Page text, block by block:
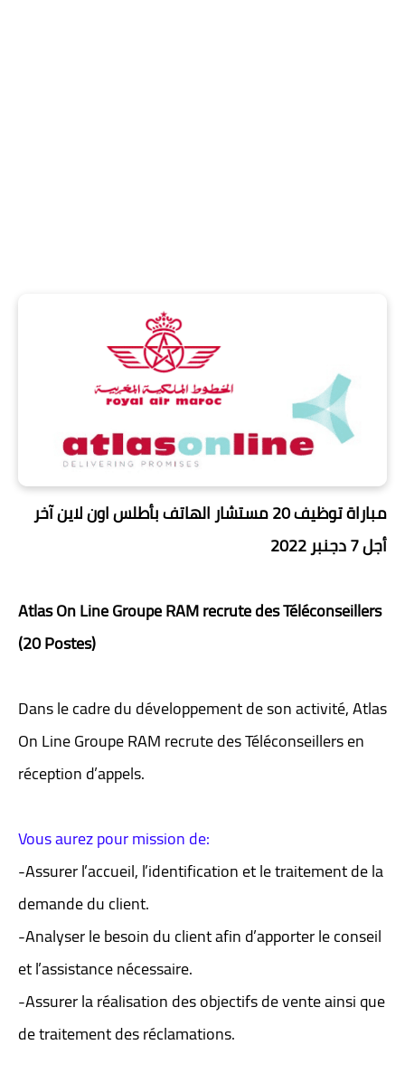
مباراة توظيف 20 مستشار الهاتف بأطلس اون لاين آخر
أجل 7 دجنبر 2022
Atlas On Line Groupe RAM recrute des Téléconseillers
(20 Postes)
Dans le cadre du développement de son activité, Atlas
On Line Groupe RAM recrute des Téléconseillers en
réception d’appels.
Vous aurez pour mission de:
-Assurer l’accueil, l’identification et le traitement de la
demande du client.
-Analyser le besoin du client afin d’apporter le conseil
et l’assistance nécessaire.
-Assurer la réalisation des objectifs de vente ainsi que
de traitement des réclamations.